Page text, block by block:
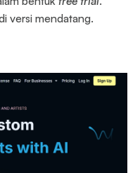
versi mendatang.